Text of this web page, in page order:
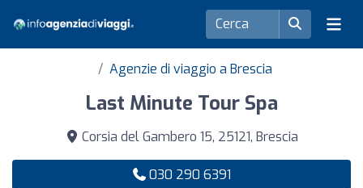
Agenzie di viaggio a Brescia
Last Minute Tour Spa
Corsia del Gambero 15, 25121, Brescia
030 290 6391